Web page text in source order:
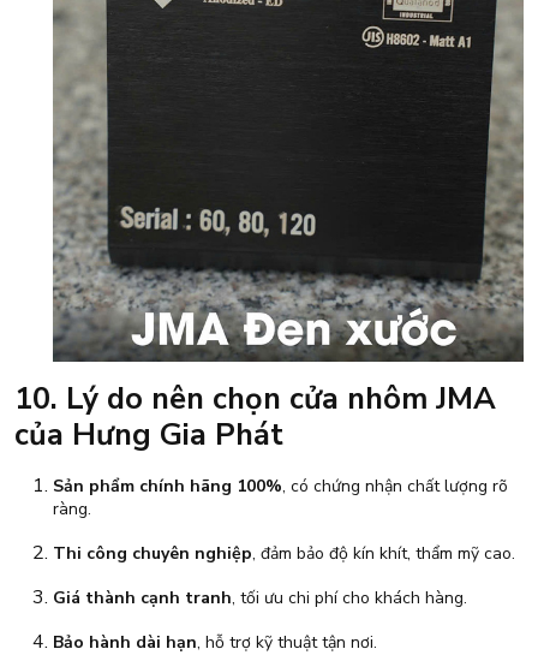
10. Lý do nên chọn cửa nhôm JMA
của Hưng Gia Phát
Sản phẩm chính hãng 100%, có chứng nhận chất lượng rõ
ràng.
Thi công chuyên nghiệp, đảm bảo độ kín khít, thẩm mỹ cao.
Giá thành cạnh tranh, tối ưu chi phí cho khách hàng.
Bảo hành dài hạn, hỗ trợ kỹ thuật tận nơi.